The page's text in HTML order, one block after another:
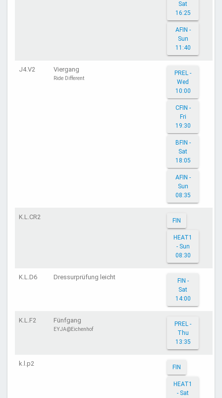
Sat
16:25
AFIN -
Sun
11:40
J4.V2 Viergang
Ride Different
PREL -
Wed
10:00
CFIN -
Fri
19:30
BFIN -
Sat
18:05
AFIN -
Sun
08:35
K.L.CR2 FIN
HEAT1
- Sun
08:30
K.L.D6 Dressurprüfung leicht
FIN -
Sat
14:00
K.L.F2 Fünfgang
EYJA@Eichenhof
PREL -
Thu
13:35
k.l.p2 FIN
HEAT1
- Sat